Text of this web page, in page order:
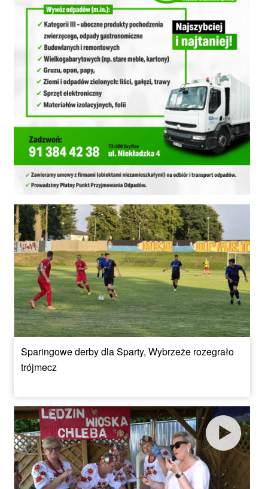
Sparingowe derby dla Sparty, Wybrzeże rozegrało
trójmecz